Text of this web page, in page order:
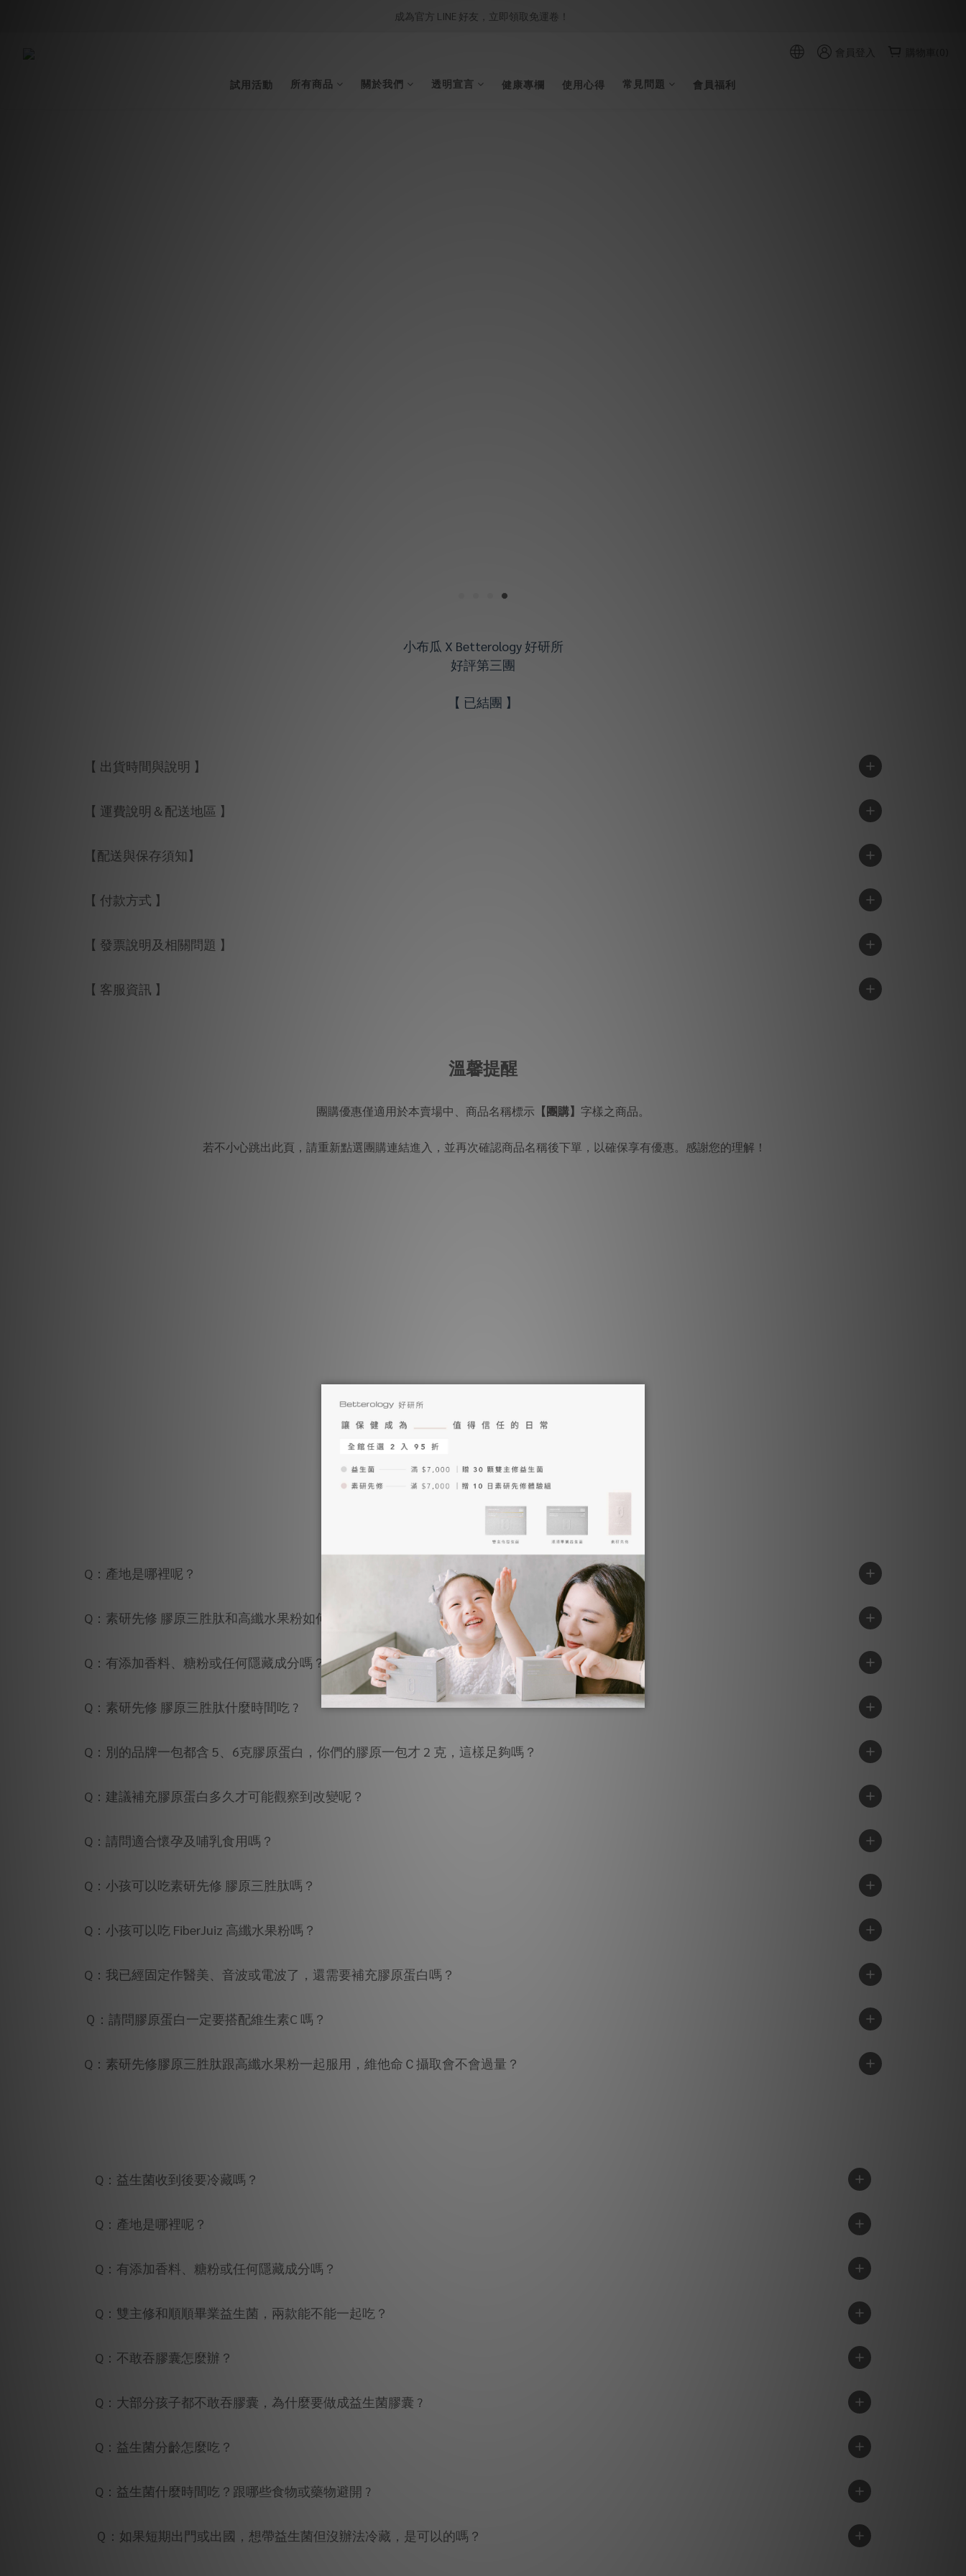
成為官方 LINE 好友，立即領取免運卷！
會員登入
試用活動 所有商品 關於我們 透明宣言 健康專欄 使用心得 常見問題 會員福利
小布瓜 X Betterology 好研所
好評第三團
【 已結團 】
【 出貨時間與說明 】
【 運費說明＆配送地區 】
【配送與保存須知】
【 付款方式 】
【 發票說明及相關問題 】
【 客服資訊 】
溫馨提醒
團購優惠僅適用於本賣場中、商品名稱標示 【團購】 字樣之商品。
若不小心跳出此頁，請重新點選團購連結進入，並再次確認商品名稱後下單，以確保享有優惠。感謝您的理解！
Q：產地是哪裡呢？
Q：素研先修 膠原三胜肽和高纖水果粉如何保存呢?
Q：有添加香料、糖粉或任何隱藏成分嗎？
Q：素研先修 膠原三胜肽什麼時間吃 ?
Q：別的品牌一包都含 5、6克膠原蛋白，你們的膠原一包才 2 克，這樣足夠嗎？
Q：建議補充膠原蛋白多久才可能觀察到改變呢？
Q：請問適合懷孕及哺乳食用嗎？
Q：小孩可以吃素研先修 膠原三胜肽嗎？
Q：小孩可以吃 FiberJuiz 高纖水果粉嗎？
Q：我已經固定作醫美、音波或電波了，還需要補充膠原蛋白嗎？
Ｑ：請問膠原蛋白一定要搭配維生素C 嗎？
Q：素研先修膠原三胜肽跟高纖水果粉一起服用，維他命Ｃ攝取會不會過量？
Q：益生菌收到後要冷藏嗎？
Q：產地是哪裡呢？
Q：有添加香料、糖粉或任何隱藏成分嗎？
Q：雙主修和順順畢業益生菌，兩款能不能一起吃？
Q：不敢吞膠囊怎麼辦？
Q：大部分孩子都不敢吞膠囊，為什麼要做成益生菌膠囊 ?
Q：益生菌分齡怎麼吃？
Q：益生菌什麼時間吃？跟哪些食物或藥物避開 ?
Ｑ：如果短期出門或出國，想帶益生菌但沒辦法冷藏，是可以的嗎？